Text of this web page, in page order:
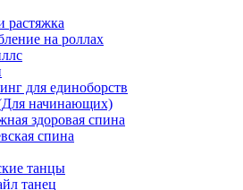
растяжка
на роллах
для единоборств
начинающих)
здоровая спина
спина
танцы
танец